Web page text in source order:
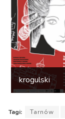
krogulski
Tagi: Tarnów